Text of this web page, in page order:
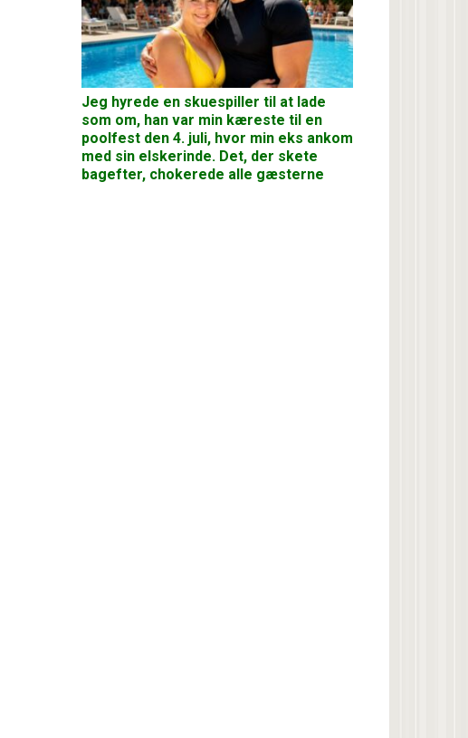
Jeg hyrede en skuespiller til at lade
som om, han var min kæreste til en
poolfest den 4. juli, hvor min eks ankom
med sin elskerinde. Det, der skete
bagefter, chokerede alle gæsterne